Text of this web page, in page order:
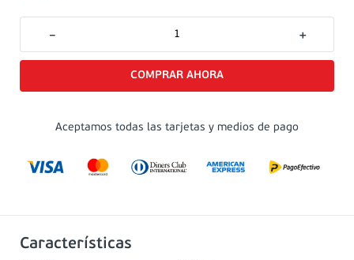
＋
－
Aceptamos todas las tarjetas y medios de pago
Características